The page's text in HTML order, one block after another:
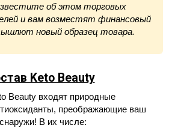
об этом торговых
и вам возместят финансовый
новый образец товара.
Keto Beauty
Beauty входят природные
преображающие ваш
В их числе: